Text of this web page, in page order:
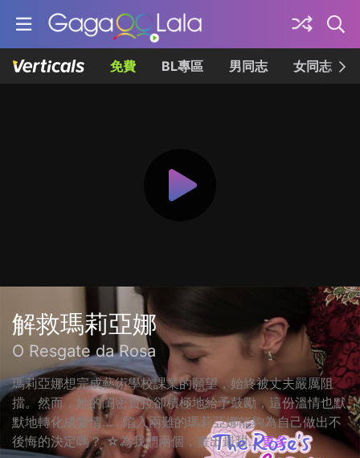
免費 BL專區 男同志 女同志
解救瑪莉亞娜
O Resgate da Rosa
瑪莉亞娜想完成藝術學校課業的願望，始終被丈夫嚴厲阻
擋。然而，她的閨密寶拉卻積極地給予鼓勵，這份溫情也默
默地轉化成愛情……陷入兩難的瑪莉亞娜能夠為自己做出不
後悔的決定嗎？ ☆為我們兩個，畫出最甜... 更多